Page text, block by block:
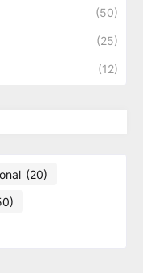
(50)
(25)
(12)
(20)